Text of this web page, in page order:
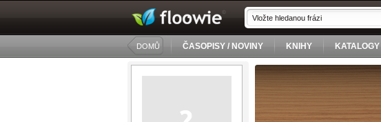
DOMŮ ČASOPISY / NOVINY KNIHY KATALOGY